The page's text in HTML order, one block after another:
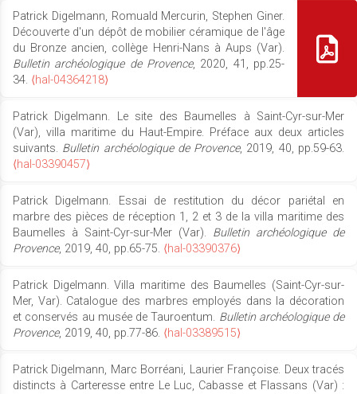
Patrick Digelmann, Romuald Mercurin, Stephen Giner.
Découverte d'un dépôt de mobilier céramique de l'âge
du Bronze ancien, collège Henri-Nans à Aups (Var).
Bulletin archéologique de Provence, 2020, 41, pp.25-
34. ⟨hal-04364218⟩
Patrick Digelmann. Le site des Baumelles à Saint-Cyr-sur-Mer
(Var), villa maritime du Haut-Empire. Préface aux deux articles
suivants. Bulletin archéologique de Provence, 2019, 40, pp.59-63.
⟨hal-03390457⟩
Patrick Digelmann. Essai de restitution du décor pariétal en
marbre des pièces de réception 1, 2 et 3 de la villa maritime des
Baumelles à Saint-Cyr-sur-Mer (Var). Bulletin archéologique de
Provence, 2019, 40, pp.65-75. ⟨hal-03390376⟩
Patrick Digelmann. Villa maritime des Baumelles (Saint-Cyr-sur-
Mer, Var). Catalogue des marbres employés dans la décoration
et conservés au musée de Tauroentum. Bulletin archéologique de
Provence, 2019, 40, pp.77-86. ⟨hal-03389515⟩
Patrick Digelmann, Marc Borréani, Laurier Françoise. Deux tracés
distincts à Carteresse entre Le Luc, Cabasse et Flassans (Var) :